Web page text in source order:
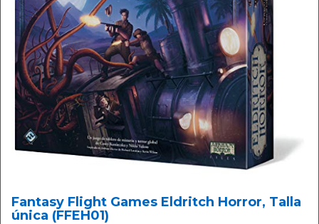
Fantasy Flight Games Eldritch Horror, Talla
única (FFEH01)